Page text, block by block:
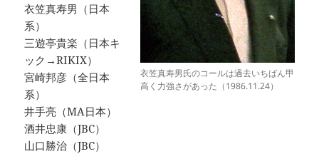
衣笠真寿男氏のコールは過去いちばん甲
高く力強さがあった（1986.11.24）
衣笠真寿男（日本
系）
三遊亭貴楽（日本キ
ック→RIKIX）
宮崎邦彦（全日本
系）
井手亮（MA日本）
酒井忠康（JBC）
山口勝治（JBC）